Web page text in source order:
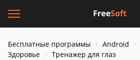
Бесплатные программы Android
Здоровье
Тренажер для глаз